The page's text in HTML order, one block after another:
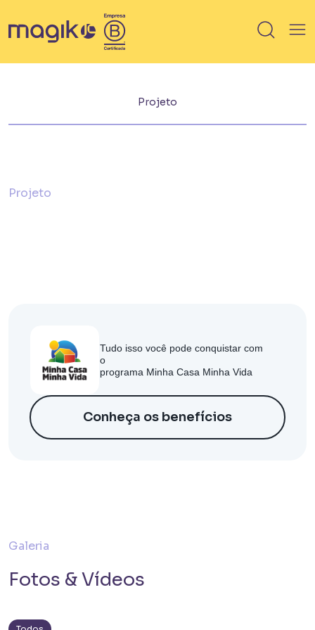
Sobre o empreendimento
Projeto
Projeto
Tudo isso você pode conquistar com
o
programa Minha Casa Minha Vida
Conheça os benefícios
Galeria
Fotos & Vídeos
Breve lançamento
Pronto